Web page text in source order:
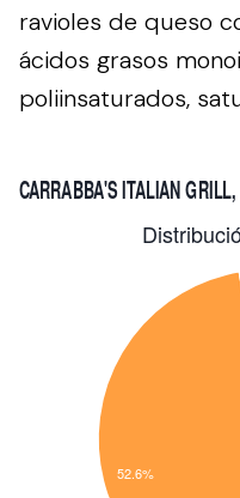
ravioles de queso
ácidos grasos
poliinsaturados,